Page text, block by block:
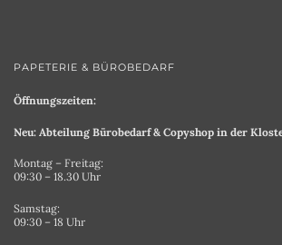
PAPETERIE & BÜROBEDARF
Öffnungszeiten:
Neu: Abteilung Bürobedarf & Copyshop in der
Montag – Freitag:
09:30 – 18.30 Uhr
Samstag:
09:30 – 18 Uhr